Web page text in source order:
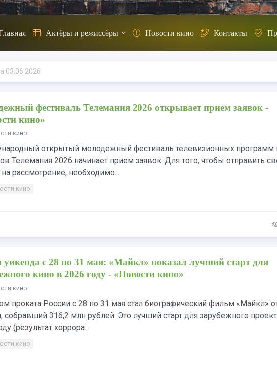
Актёры и режиссёры Новости кино Контакты
03.06.2026
фестиваль Телемания 2026 открывает прием заявок -
кино»
кино
открытый молодежный фестиваль телевизионных программ
Телемания 2026 начинает прием заявок. Для того, чтобы отправить
на рассмотрение, необходимо...
кино
уикенда с 28 по 31 мая: «Майкл» показал лучший старт для
кино в 2026 году - «Новости кино»
кино
проката России с 28 по 31 мая стал биографический фильм «Майкл»
собравший 316,2 млн рублей. Это лучший старт для зарубежного
(результат хоррора...
кино